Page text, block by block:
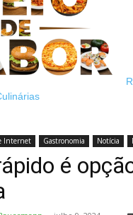
Internet Gastronomia Notícia
é